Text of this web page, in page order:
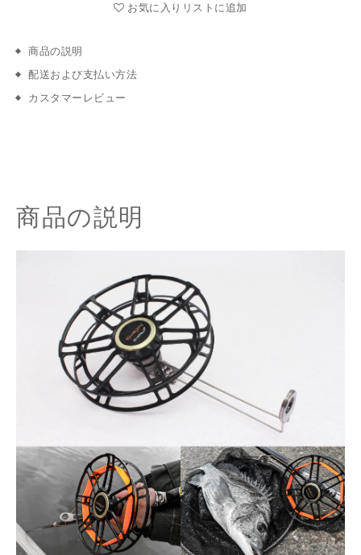
お気に入りリストに追加
商品の説明
配送および支払い方法
カスタマーレビュー
商品の説明